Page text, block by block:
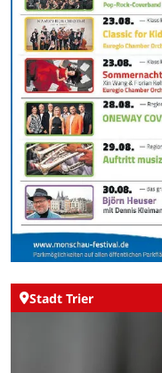
Stadt Trier